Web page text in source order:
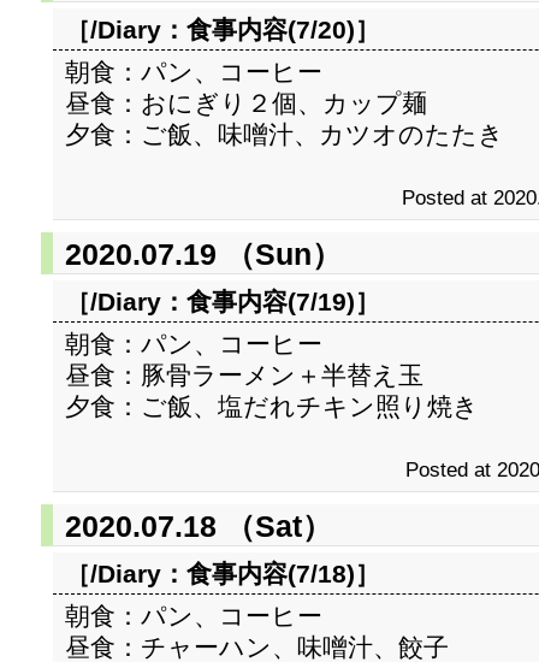
［/Diary： 食事内容(7/20)］
朝食：パン、コーヒー
昼食：おにぎり２個、カップ麺
夕食：ご飯、味噌汁、カツオのたたき
Posted at
2020.07.19 （Sun）
［/Diary： 食事内容(7/19)］
朝食：パン、コーヒー
昼食：豚骨ラーメン＋半替え玉
夕食：ご飯、塩だれチキン照り焼き
Posted at
2020.07.18 （Sat）
［/Diary： 食事内容(7/18)］
朝食：パン、コーヒー
昼食：チャーハン、味噌汁、餃子